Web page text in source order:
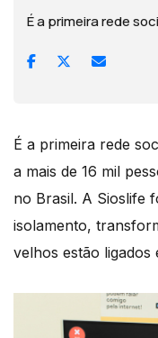
É a primeira rede
É a primeira rede
a mais de 16 mil
no Brasil. A Sioslife
isolamento,
velhos estão ligados